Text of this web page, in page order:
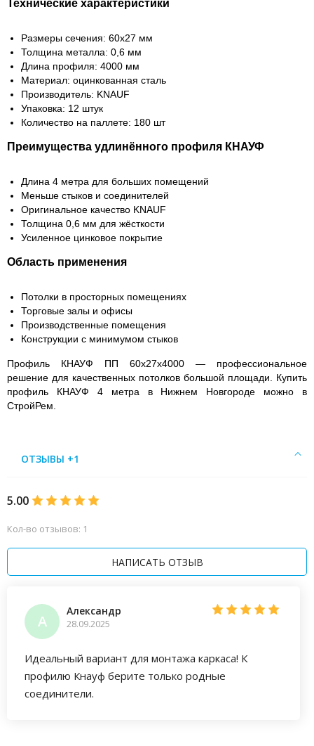
Технические характеристики
Размеры сечения: 60х27 мм
Толщина металла: 0,6 мм
Длина профиля: 4000 мм
Материал: оцинкованная сталь
Производитель: KNAUF
Упаковка: 12 штук
Количество на паллете: 180 шт
Преимущества удлинённого профиля КНАУФ
Длина 4 метра для больших помещений
Меньше стыков и соединителей
Оригинальное качество KNAUF
Толщина 0,6 мм для жёсткости
Усиленное цинковое покрытие
Область применения
Потолки в просторных помещениях
Торговые залы и офисы
Производственные помещения
Конструкции с минимумом стыков
Профиль КНАУФ ПП 60х27х4000 — профессиональное
решение для качественных потолков большой площади. Купить
профиль КНАУФ 4 метра в Нижнем Новгороде можно в
СтройРем.
ОТЗЫВЫ +1
5.00
Кол-во отзывов: 1
НАПИСАТЬ ОТЗЫВ
А
Александр
28.09.2025
Идеальный вариант для монтажа каркаса! К
профилю Кнауф берите только родные
соединители.